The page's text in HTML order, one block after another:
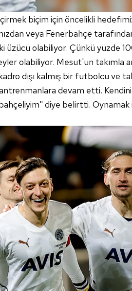
biçim için öncelikli
veya Fenerbahçe
üzücü olabiliyor. Çünkü yüzde
olabiliyor. Mesut'un takımla
dışı kalmış bir futbolcu ve
devam etti. Kendini
diye belirtti. Oynamak